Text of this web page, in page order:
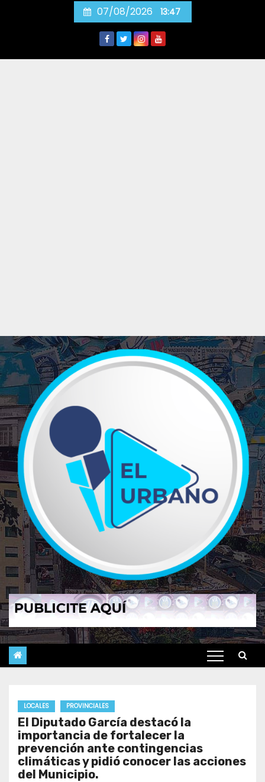
07/08/2026 13:47
LOCALES PROVINCIALES
El Diputado García destacó la
importancia de fortalecer la
prevención ante contingencias
climáticas y pidió conocer las acciones
del Municipio.